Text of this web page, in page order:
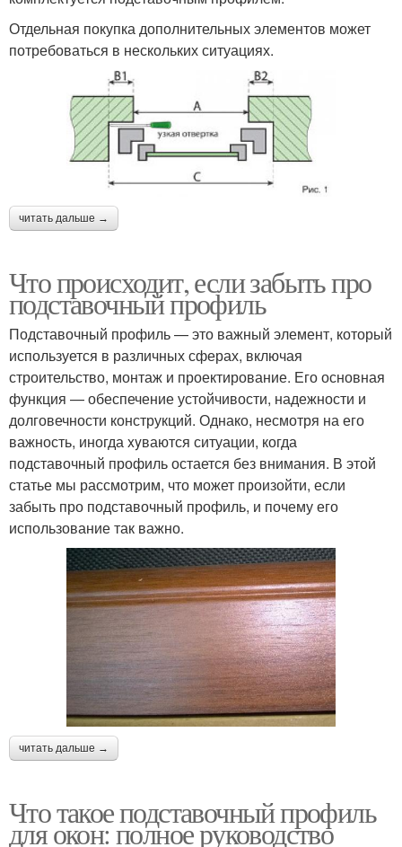
Отдельная покупка дополнительных элементов может
потребоваться в нескольких ситуациях.
читать дальше →
Что происходит, если забыть про
подставочный профиль
Подставочный профиль — это важный элемент, который
используется в различных сферах, включая
строительство, монтаж и проектирование. Его основная
функция — обеспечение устойчивости, надежности и
долговечности конструкций. Однако, несмотря на его
важность, иногда xyваются ситуации, когда
подставочный профиль остается без внимания. В этой
статье мы рассмотрим, что может произойти, если
забыть про подставочный профиль, и почему его
использование так важно.
читать дальше →
Что такое подставочный профиль
для окон: полное руководство